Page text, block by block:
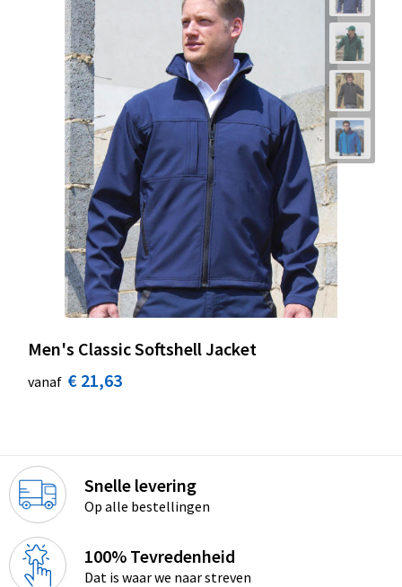
Men's Classic Softshell Jacket
vanaf € 21,63
Snelle levering
Op alle bestellingen
100% Tevredenheid
Dat is waar we naar streven